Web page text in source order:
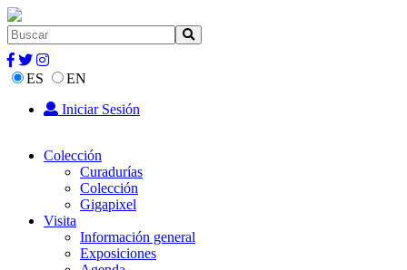
ES
EN
Iniciar Sesión
Colección
Curadurías
Colección
Gigapixel
Visita
Información general
Exposiciones